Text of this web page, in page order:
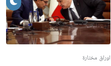
اوراق مختارة